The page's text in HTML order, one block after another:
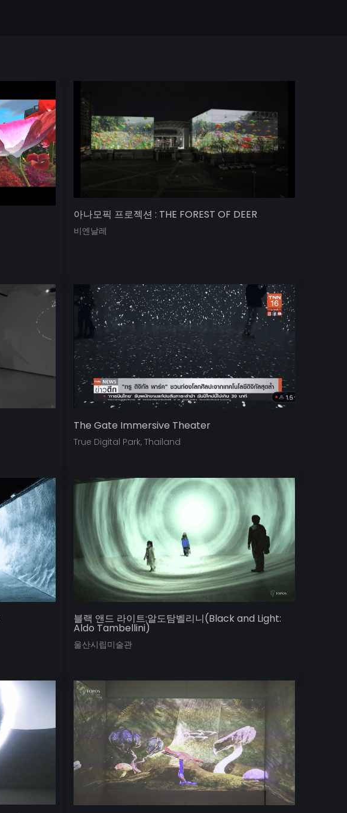
아나모픽 프로젝션 : THE FOREST OF DEER
비엔날레
The Gate Immersive Theater
True Digital Park, Thailand
블랙 앤드 라이트:알도탐벨리니(Black and Light:
Aldo Tambellini)
울산시립미술관